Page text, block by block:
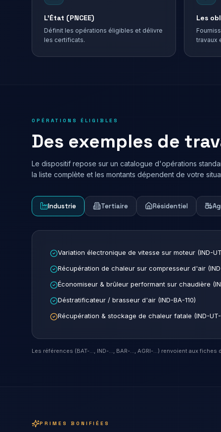
L'État (PNCEE)
Définit les opérations éligibles et délivre
les certificats.
Les
travaux
OPÉRATIONS ÉLIGIBLES
Des exemples de
Le dispositif repose sur un catalogue d'opérations
la liste complète et les montants dépendent de votre
Industrie Tertiaire Résidentiel
Variation électronique de vitesse sur moteur (IND-
Récupération de chaleur sur compresseur d'air
Économiseur & brûleur performant sur chaudière
Déstratificateur / brasseur d'air (IND-BA-110)
Récupération & stockage de chaleur fatale (IND-
Les références (BAT-…, IND-…, BAR-…, AGRI-…) renvoient aux
PRIMES BONIFIÉES